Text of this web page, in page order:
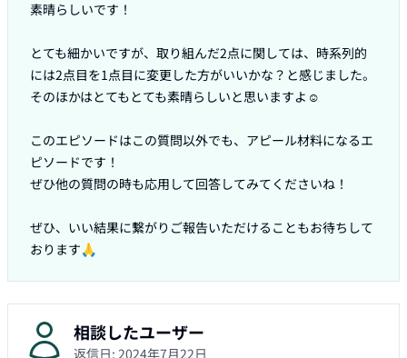
素晴らしいです！
とても細かいですが、取り組んだ2点に関しては、時系列的
には2点目を1点目に変更した方がいいかな？と感じました。
そのほかはとてもとても素晴らしいと思いますよ☺️
このエピソードはこの質問以外でも、アピール材料になるエ
ピソードです！
ぜひ他の質問の時も応用して回答してみてくださいね！
ぜひ、いい結果に繋がりご報告いただけることもお待ちして
おります🙏
相談したユーザー
返信日: 2024年7月22日